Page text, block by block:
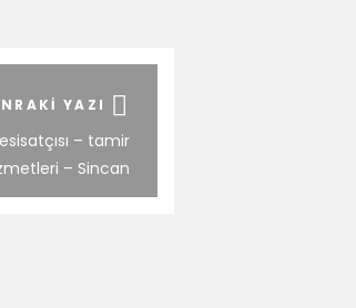
YAZI
– tamir
– Sincan